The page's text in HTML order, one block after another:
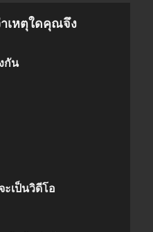
าเหตุใดคุณจึง
กัน
เป็นวิดีโอ